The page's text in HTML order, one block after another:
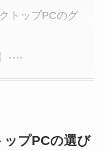
トップPCのグ
ップPCの選び